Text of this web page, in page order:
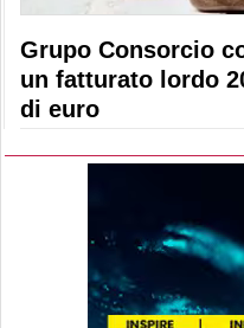
Grupo Consorcio
un fatturato lordo
di euro